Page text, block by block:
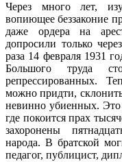
Через много лет,
вопиющее беззаконие
даже ордера на
допросили только
раза 14 февраля 1931
Большого труда
репрессированных.
можно придти,
невинно убиенных. Это
где покоится прах
захоронены
народа. В братской
педагог, публицист,